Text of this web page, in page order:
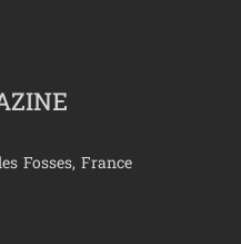
Fosses, France